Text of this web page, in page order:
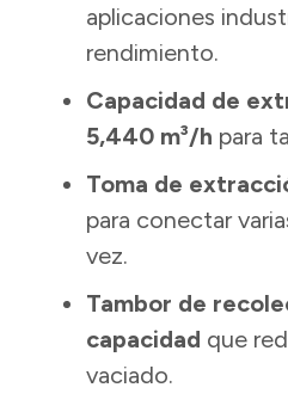
aplicaciones
rendimiento.
Capacidad de
5,440 m³/h para
Toma de
para conectar
vez.
Tambor de
capacidad que
vaciado.